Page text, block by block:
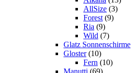
AllSize (3)
Forest (9)
Ria (9)
Wild (7)
Glatz Sonnenschirme
Gloster (10)
Fern (10)